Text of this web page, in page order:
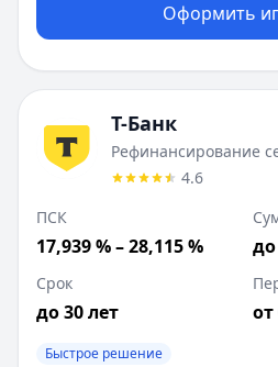
Оформить
Т-Банк
Рефинансирование
4.6
ПСК
17,939 % – 28,115 % до
Срок
до 30 лет от
Быстрое решение